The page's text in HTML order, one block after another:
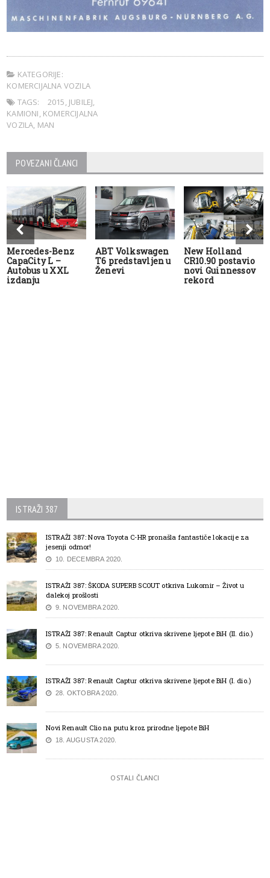
KATEGORIJE:
KOMERCIJALNA VOZILA
TAGS:
2015, JUBILEJ,
KAMIONI, KOMERCIJALNA
VOZILA, MAN
POVEZANI ČLANCI
Mercedes-Benz
CapaCity L –
Autobus u XXL
izdanju
ABT Volkswagen
T6 predstavljen u
Ženevi
New Holland
CR10.90 postavio
novi Guinnessov
rekord
ISTRAŽI 387
ISTRAŽI 387: Nova Toyota C-HR pronašla fantastiče lokacije za
jesenji odmor!
10. DECEMBRA 2020.
ISTRAŽI 387: ŠKODA SUPERB SCOUT otkriva Lukomir – Život u
dalekoj prošlosti
9. NOVEMBRA 2020.
ISTRAŽI 387: Renault Captur otkriva skrivene ljepote BiH (II. dio.)
5. NOVEMBRA 2020.
ISTRAŽI 387: Renault Captur otkriva skrivene ljepote BiH (I. dio.)
28. OKTOBRA 2020.
Novi Renault Clio na putu kroz prirodne ljepote BiH
18. AUGUSTA 2020.
OSTALI ČLANCI